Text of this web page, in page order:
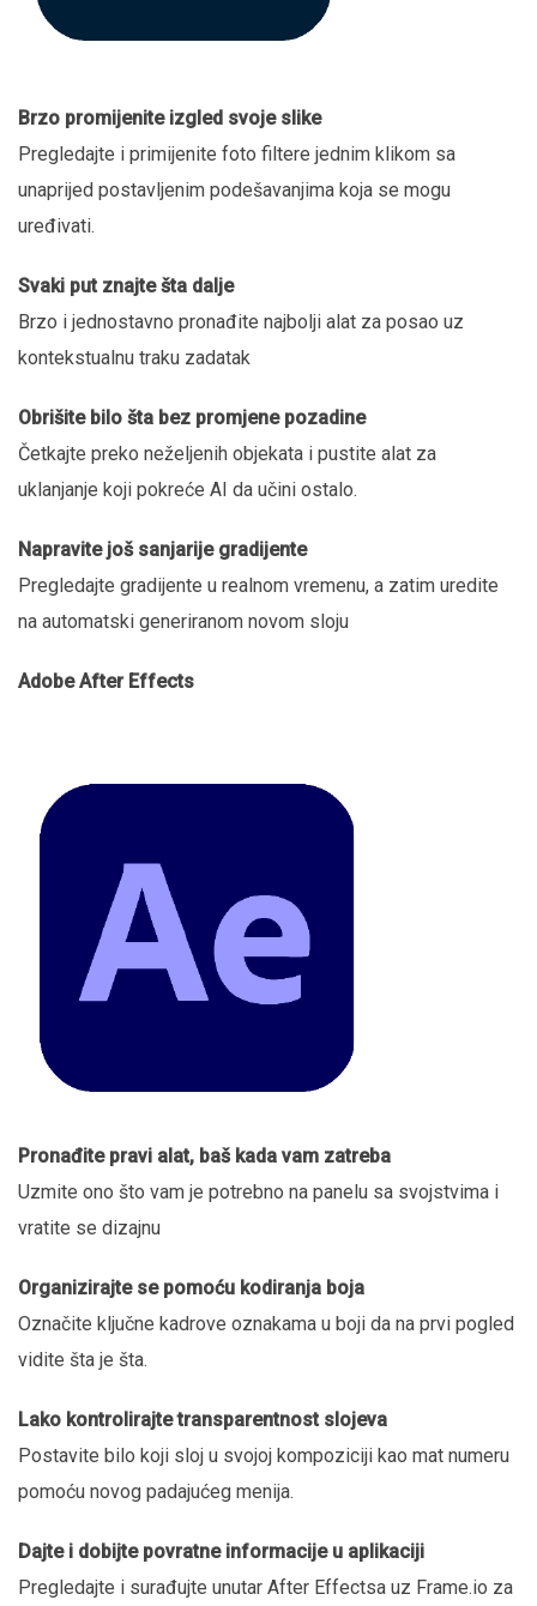
Brzo promijenite izgled svoje slike
Pregledajte i primijenite foto filtere jednim klikom sa
unaprijed postavljenim podešavanjima koja se mogu
uređivati.
Svaki put znajte šta dalje
Brzo i jednostavno pronađite najbolji alat za posao uz
kontekstualnu traku zadatak
Obrišite bilo šta bez promjene pozadine
Četkajte preko neželjenih objekata i pustite alat za
uklanjanje koji pokreće AI da učini ostalo.
Napravite još sanjarije gradijente
Pregledajte gradijente u realnom vremenu, a zatim uredite
na automatski generiranom novom sloju
Adobe After Effects
Pronađite pravi alat, baš kada vam zatreba
Uzmite ono što vam je potrebno na panelu sa svojstvima i
vratite se dizajnu
Organizirajte se pomoću kodiranja boja
Označite ključne kadrove oznakama u boji da na prvi pogled
vidite šta je šta.
Lako kontrolirajte transparentnost slojeva
Postavite bilo koji sloj u svojoj kompoziciji kao mat numeru
pomoću novog padajućeg menija.
Dajte i dobijte povratne informacije u aplikaciji
Pregledajte i surađujte unutar After Effectsa uz Frame.io za